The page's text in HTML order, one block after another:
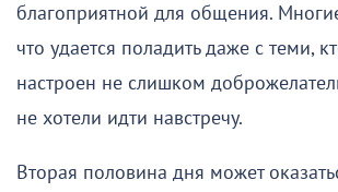
благоприятной для общения.
что удается поладить даже с теми,
настроен не слишком
не хотели идти навстречу.
Вторая половина дня может